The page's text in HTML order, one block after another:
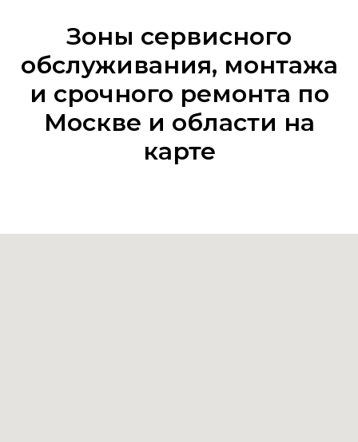
Зоны сервисного
обслуживания, монтажа
и срочного ремонта по
Москве и области на
карте